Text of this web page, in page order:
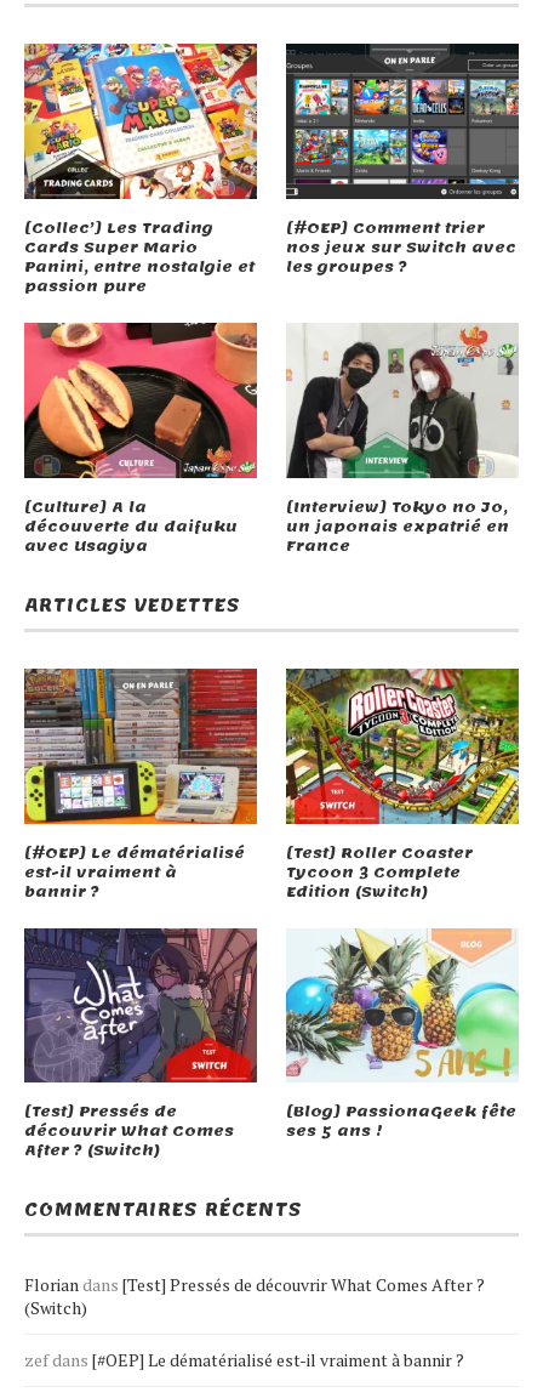
[Collec’] Les Trading
Cards Super Mario
Panini, entre nostalgie et
passion pure
[#OEP] Comment trier
nos jeux sur Switch avec
les groupes ?
[Culture] A la
découverte du daifuku
avec Usagiya
[Interview] Tokyo no Jo,
un japonais expatrié en
France
ARTICLES VEDETTES
[#OEP] Le dématérialisé
est-il vraiment à
bannir ?
[Test] Roller Coaster
Tycoon 3 Complete
Edition (Switch)
[Test] Pressés de
découvrir What Comes
After ? (Switch)
[Blog] PassionaGeek fête
ses 5 ans !
COMMENTAIRES RÉCENTS
Floriandans [Test] Pressés de découvrir What Comes After ?
(Switch)
zefdans [#OEP] Le dématérialisé est-il vraiment à bannir ?